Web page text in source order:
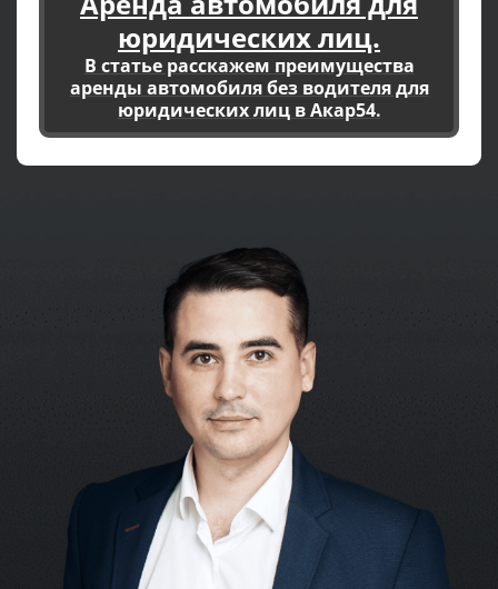
юридических лиц.
В статье расскажем преимущества
аренды автомобиля без водителя для
юридических лиц в Акар54.